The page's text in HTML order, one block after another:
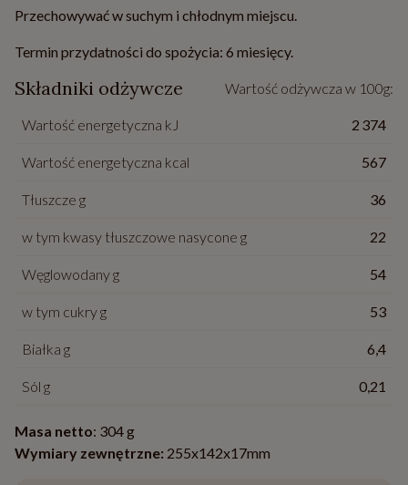
Przechowywać w suchym i chłodnym miejscu.
Termin przydatności do spożycia: 6 miesięcy.
Składniki odżywcze Wartość odżywcza w 100g:
Wartość energetyczna kJ 2 374
Wartość energetyczna kcal 567
Tłuszcze g 36
w tym kwasy tłuszczowe nasycone g 22
Węglowodany g 54
w tym cukry g 53
Białka g 6,4
Sól g 0,21
Masa netto: 304 g
Wymiary zewnętrzne: 255x142x17mm